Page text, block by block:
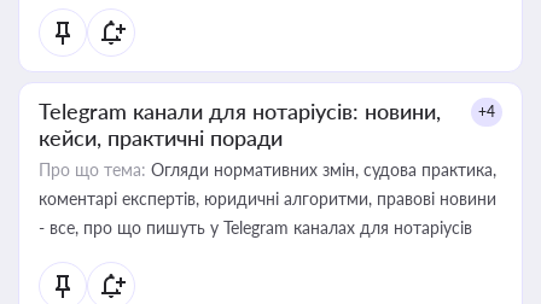
Telegram канали для нотаріусів: новини,
кейси, практичні поради
+4
Про що тема: Огляди нормативних змін, судова практика,
коментарі експертів, юридичні алгоритми, правові новини
- все, про що пишуть у Telegram каналах для нотаріусів